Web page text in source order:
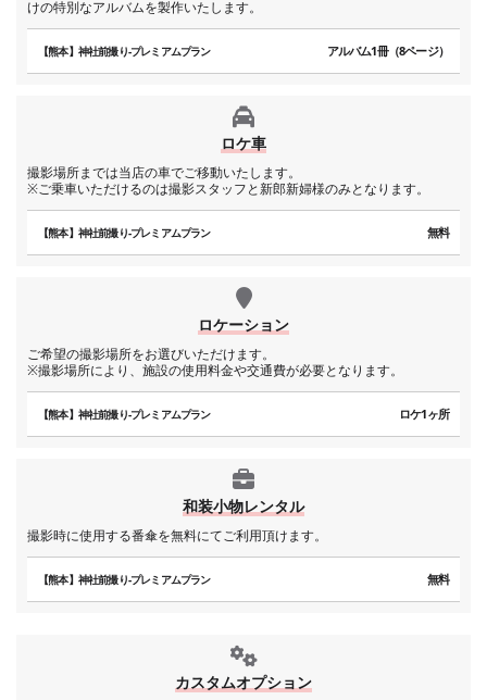
けの特別なアルバムを製作いたします。
【熊本】神社前撮り-プレミアムプラン アルバム1冊（8ページ）
ロケ車
撮影場所までは当店の車でご移動いたします。
※ご乗車いただけるのは撮影スタッフと新郎新婦様のみとなります。
【熊本】神社前撮り-プレミアムプラン 無料
ロケーション
ご希望の撮影場所をお選びいただけます。
※撮影場所により、施設の使用料金や交通費が必要となります。
【熊本】神社前撮り-プレミアムプラン ロケ1ヶ所
和装小物レンタル
撮影時に使用する番傘を無料にてご利用頂けます。
【熊本】神社前撮り-プレミアムプラン 無料
カスタムオプション